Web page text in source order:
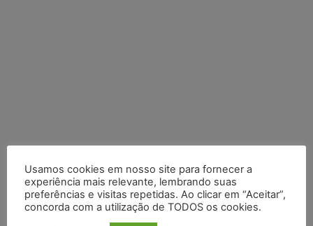
Posts Recentes
Composição da taxa de juros
Usamos cookies em nosso site para fornecer a
experiência mais relevante, lembrando suas
preferências e visitas repetidas. Ao clicar em “Aceitar”,
concorda com a utilização de TODOS os cookies.